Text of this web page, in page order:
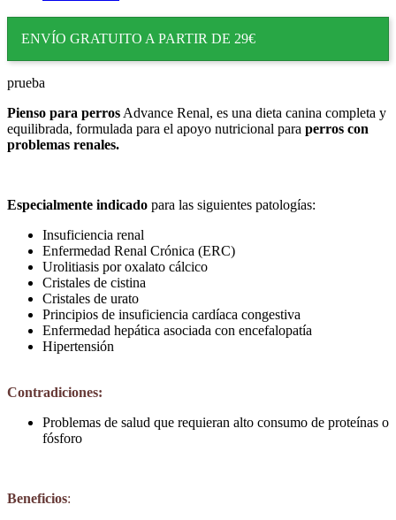
ENVÍO GRATUITO A PARTIR DE 29€
prueba
Pienso para perrosAdvance Renal, es una dieta canina completa y
equilibrada, formulada para el apoyo nutricional para perros con
problemas renales.
Especialmente indicado para las siguientes patologías:
Insuficiencia renal
Enfermedad Renal Crónica (ERC)
Urolitiasis por oxalato cálcico
Cristales de cistina
Cristales de urato
Principios de insuficiencia cardíaca congestiva
Enfermedad hepática asociada con encefalopatía
Hipertensión
Contradiciones:
Problemas de salud que requieran alto consumo de proteínas o
fósforo
Beneficios: